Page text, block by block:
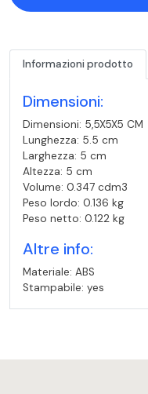
Informazioni prodotto
Dimensioni:
Dimensioni: 5,5X5X5 CM
Lunghezza: 5.5 cm
Larghezza: 5 cm
Altezza: 5 cm
Volume: 0.347 cdm3
Peso lordo: 0.136 kg
Peso netto: 0.122 kg
Altre info:
Materiale: ABS
Stampabile: yes